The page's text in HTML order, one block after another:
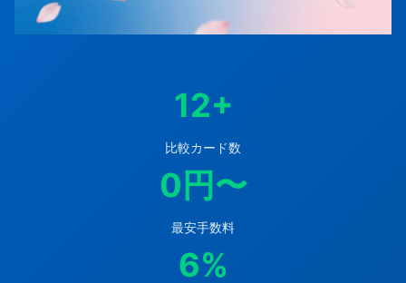
12+
比較カード数
0円〜
最安手数料
6%